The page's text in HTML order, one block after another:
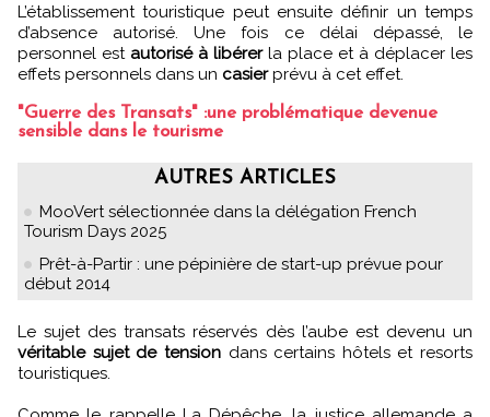
L’établissement touristique peut ensuite définir un temps
d’absence autorisé. Une fois ce délai dépassé, le
personnel est autorisé à libérerla place et à déplacer les
effets personnels dans un casierprévu à cet effet.
"Guerre des Transats" :une problématique devenue
sensible dans le tourisme
AUTRES ARTICLES
MooVert sélectionnée dans la délégation French
Tourism Days 2025
Prêt-à-Partir : une pépinière de start-up prévue pour
début 2014
Le sujet des transats réservés dès l’aube est devenu un
véritable sujet de tensiondans certains hôtels et resorts
touristiques.